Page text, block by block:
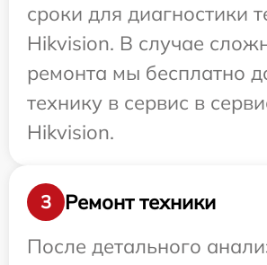
сроки для диагностики
Hikvision. В случае
ремонта мы бесплатно
технику в сервис в
Hikvision.
3
Ремонт техники
После детального